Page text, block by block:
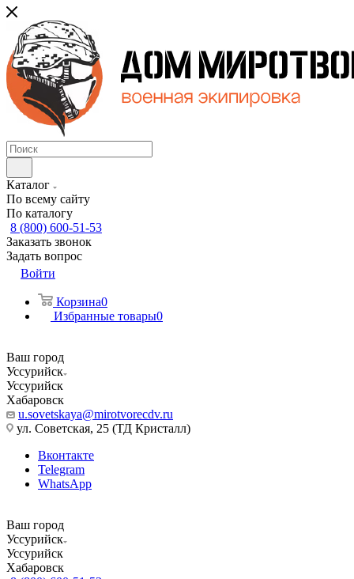
Каталог
По всему сайту
По каталогу
8 (800) 600-51-53
Заказать звонок
Задать вопрос
Войти
Корзина0
Избранные товары0
Ваш город
Уссурийск
Уссурийск
Хабаровск
u.sovetskaya@mirotvorecdv.ru
ул. Советская, 25 (ТД Кристалл)
Вконтакте
Telegram
WhatsApp
Ваш город
Уссурийск
Уссурийск
Хабаровск